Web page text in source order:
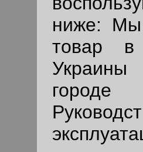
ниже:
товар